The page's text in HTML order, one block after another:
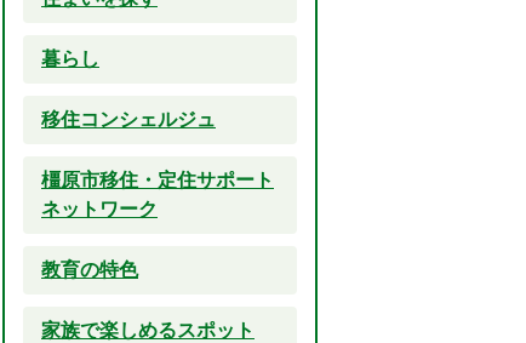
暮らし
移住コンシェルジュ
橿原市移住・定住サポート
ネットワーク
教育の特色
家族で楽しめるスポット